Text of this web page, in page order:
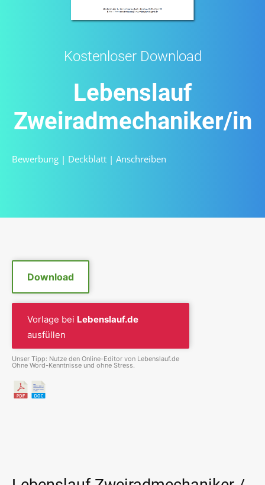
Kostenloser Download
Lebenslauf
Zweiradmechaniker/in
Bewerbung | Deckblatt | Anschreiben
Download
Vorlage bei Lebenslauf.de
ausfüllen
Unser Tipp: Nutze den Online-Editor von Lebenslauf.de
Ohne Word-Kenntnisse und ohne Stress.